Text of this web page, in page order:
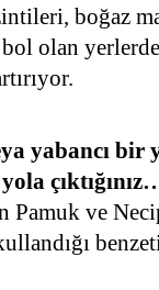
boğaz
olan
yabancı bir
Pamuk ve